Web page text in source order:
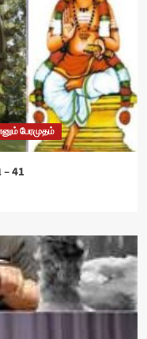
பேரமுதம்
41